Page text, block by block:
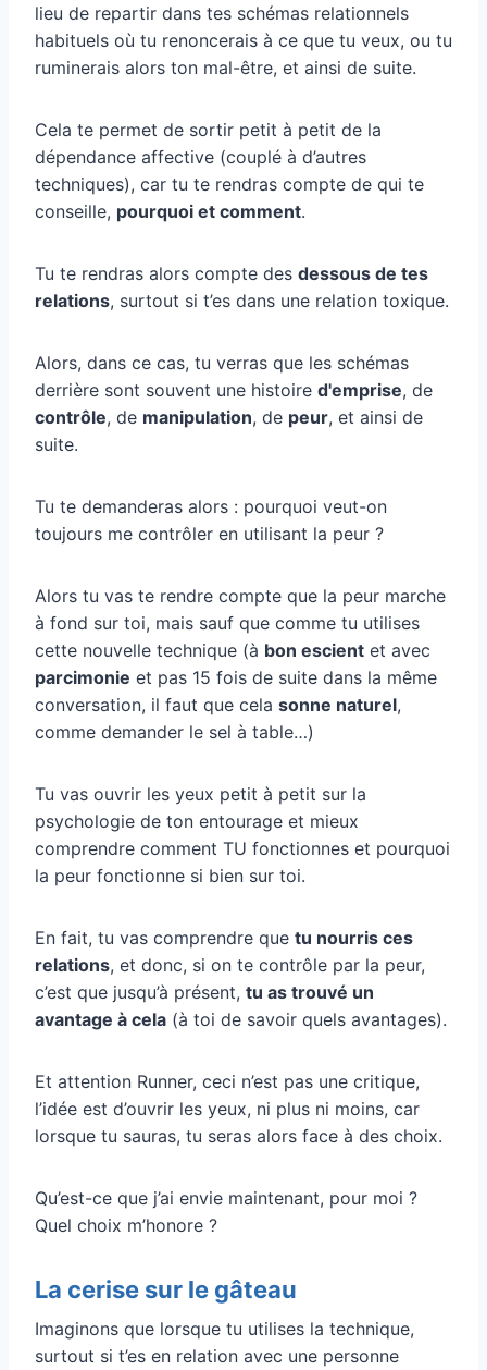
lieu de repartir dans tes schémas relationnels
habituels où tu renoncerais à ce que tu veux, ou tu
ruminerais alors ton mal-être, et ainsi de suite.
Cela te permet de sortir petit à petit de la
dépendance affective (couplé à d’autres
techniques), car tu te rendras compte de qui te
conseille, pourquoi et comment.
Tu te rendras alors compte des dessous de tes
relations, surtout si t’es dans une relation toxique.
Alors, dans ce cas, tu verras que les schémas
derrière sont souvent une histoire d'emprise, de
contrôle, de manipulation, de peur, et ainsi de
suite.
Tu te demanderas alors : pourquoi veut-on
toujours me contrôler en utilisant la peur ?
Alors tu vas te rendre compte que la peur marche
à fond sur toi, mais sauf que comme tu utilises
cette nouvelle technique (à bon escient et avec
parcimonie et pas 15 fois de suite dans la même
conversation, il faut que cela sonne naturel,
comme demander le sel à table…)
Tu vas ouvrir les yeux petit à petit sur la
psychologie de ton entourage et mieux
comprendre comment TU fonctionnes et pourquoi
la peur fonctionne si bien sur toi.
En fait, tu vas comprendre que tu nourris ces
relations, et donc, si on te contrôle par la peur,
c’est que jusqu’à présent, tu as trouvé un
avantage à cela (à toi de savoir quels avantages).
Et attention Runner, ceci n’est pas une critique,
l’idée est d’ouvrir les yeux, ni plus ni moins, car
lorsque tu sauras, tu seras alors face à des choix.
Qu’est-ce que j’ai envie maintenant, pour moi ?
Quel choix m’honore ?
La cerise sur le gâteau
Imaginons que lorsque tu utilises la technique,
surtout si t’es en relation avec une personne